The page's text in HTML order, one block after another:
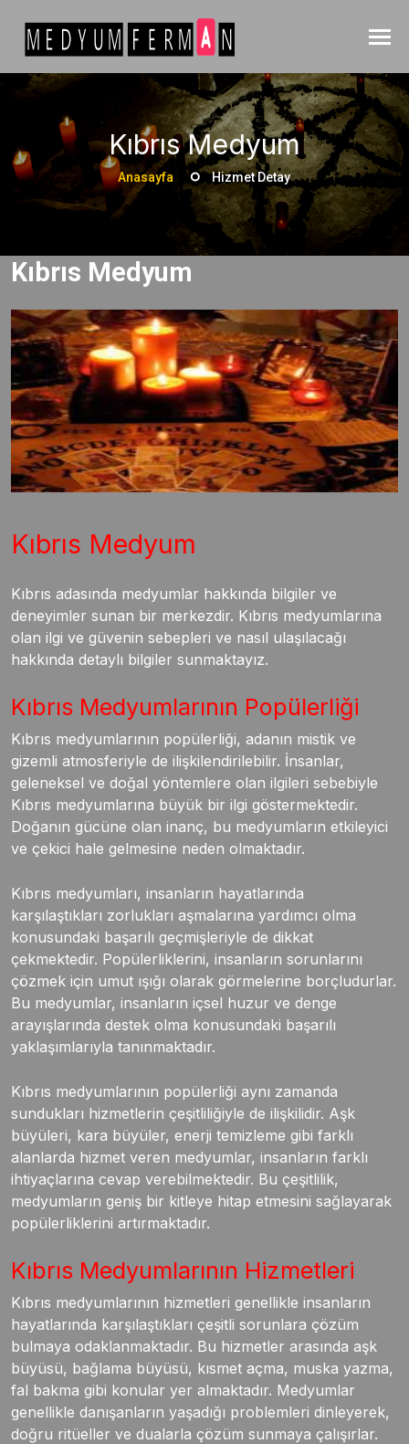
Kıbrıs Medyum
Anasayfa Hizmet Detay
Kıbrıs Medyum
Kıbrıs Medyum
Kıbrıs adasında medyumlar hakkında bilgiler ve
deneyimler sunan bir merkezdir. Kıbrıs medyumlarına
olan ilgi ve güvenin sebepleri ve nasıl ulaşılacağı
hakkında detaylı bilgiler sunmaktayız.
Kıbrıs Medyumlarının Popülerliği
Kıbrıs medyumlarının popülerliği, adanın mistik ve
gizemli atmosferiyle de ilişkilendirilebilir. İnsanlar,
geleneksel ve doğal yöntemlere olan ilgileri sebebiyle
Kıbrıs medyumlarına büyük bir ilgi göstermektedir.
Doğanın gücüne olan inanç, bu medyumların etkileyici
ve çekici hale gelmesine neden olmaktadır.
Kıbrıs medyumları, insanların hayatlarında
karşılaştıkları zorlukları aşmalarına yardımcı olma
konusundaki başarılı geçmişleriyle de dikkat
çekmektedir. Popülerliklerini, insanların sorunlarını
çözmek için umut ışığı olarak görmelerine borçludurlar.
Bu medyumlar, insanların içsel huzur ve denge
arayışlarında destek olma konusundaki başarılı
yaklaşımlarıyla tanınmaktadır.
Kıbrıs medyumlarının popülerliği aynı zamanda
sundukları hizmetlerin çeşitliliğiyle de ilişkilidir. Aşk
büyüleri, kara büyüler, enerji temizleme gibi farklı
alanlarda hizmet veren medyumlar, insanların farklı
ihtiyaçlarına cevap verebilmektedir. Bu çeşitlilik,
medyumların geniş bir kitleye hitap etmesini sağlayarak
popülerliklerini artırmaktadır.
Kıbrıs Medyumlarının Hizmetleri
Kıbrıs medyumlarının hizmetleri genellikle insanların
hayatlarında karşılaştıkları çeşitli sorunlara çözüm
bulmaya odaklanmaktadır. Bu hizmetler arasında aşk
büyüsü, bağlama büyüsü, kısmet açma, muska yazma,
fal bakma gibi konular yer almaktadır. Medyumlar
genellikle danışanların yaşadığı problemleri dinleyerek,
doğru ritüeller ve dualarla çözüm sunmaya çalışırlar.